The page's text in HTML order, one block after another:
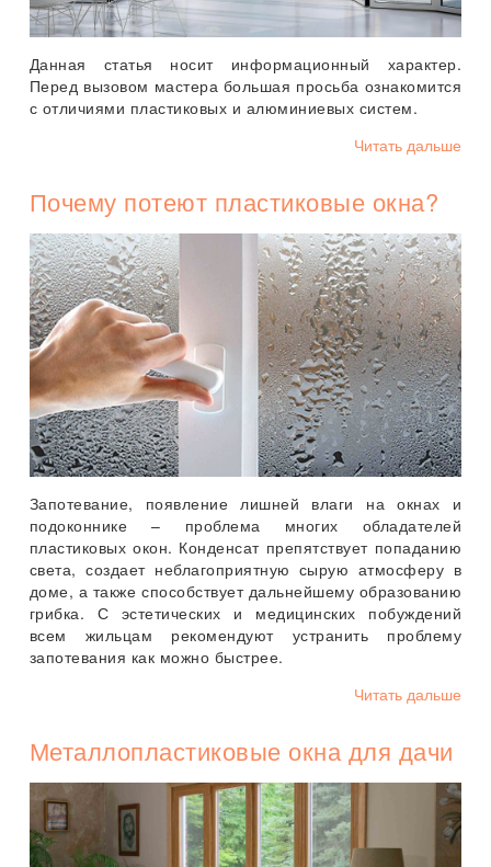
Данная статья носит информационный характер.
Перед вызовом мастера большая просьба ознакомится
с отличиями пластиковых и алюминиевых систем.
Читать дальше
Почему потеют пластиковые окна?
Запотевание, появление лишней влаги на окнах и
подоконнике – проблема многих обладателей
пластиковых окон. Конденсат препятствует попаданию
света, создает неблагоприятную сырую атмосферу в
доме, а также способствует дальнейшему образованию
грибка. С эстетических и медицинских побуждений
всем жильцам рекомендуют устранить проблему
запотевания как можно быстрее.
Читать дальше
Металлопластиковые окна для дачи